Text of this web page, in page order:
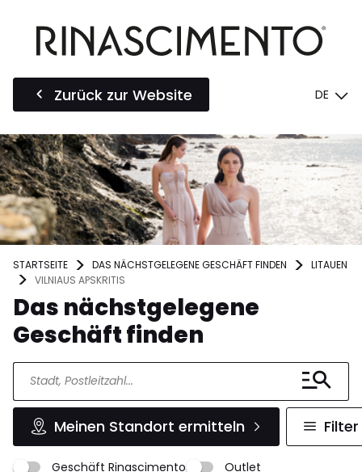
Zurück zur Website DE
STARTSEITE DAS NÄCHSTGELEGENE GESCHÄFT FINDEN
LITAUEN
VILNIAUS APSKRITIS
Das nächstgelegene
Geschäft finden
Meinen Standort ermitteln Filter
Geschäft Rinascimento
Outlet